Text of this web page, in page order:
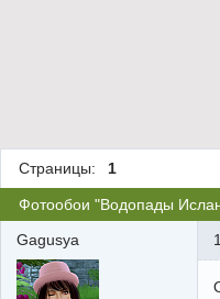
Страницы: 1
Фотообои "Водопады
Gagusya